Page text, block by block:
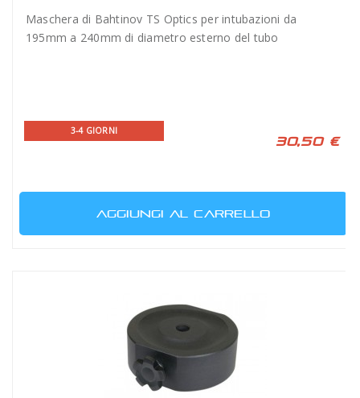
Maschera di Bahtinov TS Optics per intubazioni da
195mm a 240mm di diametro esterno del tubo
3-4 GIORNI
30,50 €
AGGIUNGI AL CARRELLO